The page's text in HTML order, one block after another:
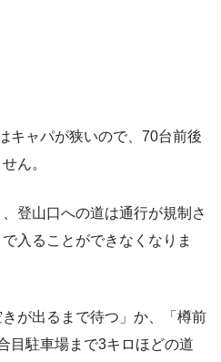
キャパが狭いので、70台前後
ん。
登山口への道は通行が規制さ
入ることができなくなりま
が出るまで待つ」か、「樽前
目駐車場まで3キロほどの道